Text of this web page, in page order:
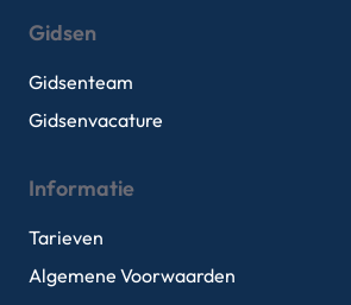
Gidsen
Gidsenteam
Gidsenvacature
Informatie
Tarieven
Algemene Voorwaarden